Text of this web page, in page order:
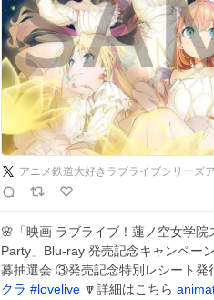
アニメ鉄道大好きラブライブシリーズ
🌸「映画 ラブライブ！蓮ノ空女学
Party」Blu-ray 発売記念キャンペー
募抽選会 ③発売記念特別レシート発
クラ #lovelive 🔽詳細はこちら